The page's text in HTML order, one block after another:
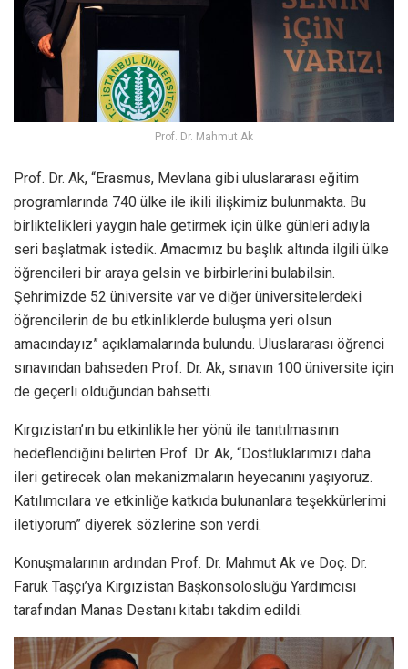
Prof. Dr. Mahmut Ak
Prof. Dr. Ak, “Erasmus, Mevlana gibi uluslararası eğitim
programlarında 740 ülke ile ikili ilişkimiz bulunmakta. Bu
birliktelikleri yaygın hale getirmek için ülke günleri adıyla
seri başlatmak istedik. Amacımız bu başlık altında ilgili ülke
öğrencileri bir araya gelsin ve birbirlerini bulabilsin.
Şehrimizde 52 üniversite var ve diğer üniversitelerdeki
öğrencilerin de bu etkinliklerde buluşma yeri olsun
amacındayız” açıklamalarında bulundu. Uluslararası öğrenci
sınavından bahseden Prof. Dr. Ak, sınavın 100 üniversite için
de geçerli olduğundan bahsetti.
Kırgızistan’ın bu etkinlikle her yönü ile tanıtılmasının
hedeflendiğini belirten Prof. Dr. Ak, “Dostluklarımızı daha
ileri getirecek olan mekanizmaların heyecanını yaşıyoruz.
Katılımcılara ve etkinliğe katkıda bulunanlara teşekkürlerimi
iletiyorum” diyerek sözlerine son verdi.
Konuşmalarının ardından Prof. Dr. Mahmut Ak ve Doç. Dr.
Faruk Taşçı’ya Kırgızistan Başkonsolosluğu Yardımcısı
tarafından Manas Destanı kitabı takdim edildi.